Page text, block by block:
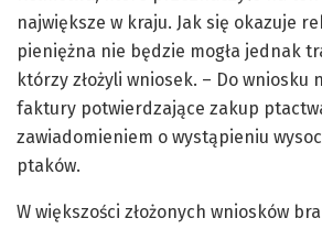
największe w kraju. Jak się okazuje
pieniężna nie będzie mogła jednak
którzy złożyli wniosek. – Do wniosku
faktury potwierdzające zakup
zawiadomieniem o wystąpieniu
ptaków.
W większości złożonych wniosków